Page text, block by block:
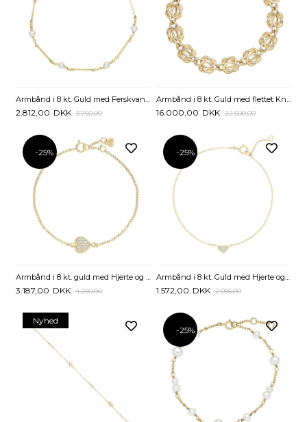
2.812,00 DKK 3.750,00 16.000,00 DKK 22.500,00
-25%
Armbånd i 8 kt. guld med Hjerte og Zirkonia
3.187,00 DKK 4.250,00
-25%
Armbånd i 8 kt. Guld med Hjerte og Zirkoniasten
1.572,00 DKK 2.095,00
Nyhed
-25%